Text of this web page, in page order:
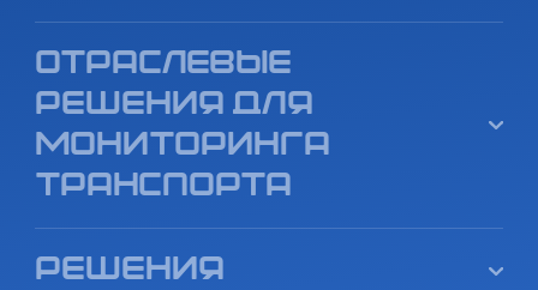
Отраслевые
решения для
мониторинга
транспорта
Решения